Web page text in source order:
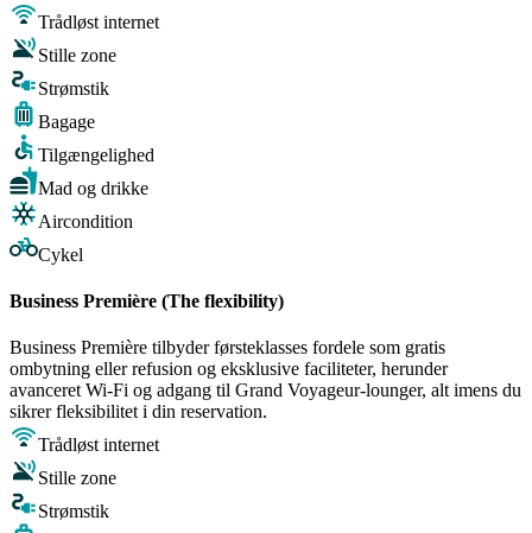
Trådløst internet
Stille zone
Strømstik
Bagage
Tilgængelighed
Mad og drikke
Aircondition
Cykel
Business Première (The flexibility)
Business Première tilbyder førsteklasses fordele som gratis
ombytning eller refusion og eksklusive faciliteter, herunder
avanceret Wi-Fi og adgang til Grand Voyageur-lounger, alt imens du
sikrer fleksibilitet i din reservation.
Trådløst internet
Stille zone
Strømstik